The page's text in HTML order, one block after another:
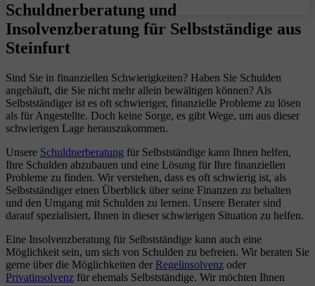
Schuldnerberatung und
Insolvenzberatung für Selbstständige aus
Steinfurt
Sind Sie in finanziellen Schwierigkeiten? Haben Sie Schulden
angehäuft, die Sie nicht mehr allein bewältigen können? Als
Selbstständiger ist es oft schwieriger, finanzielle Probleme zu lösen
als für Angestellte. Doch keine Sorge, es gibt Wege, um aus dieser
schwierigen Lage herauszukommen.
Unsere Schuldnerberatung für Selbstständige kann Ihnen helfen,
Ihre Schulden abzubauen und eine Lösung für Ihre finanziellen
Probleme zu finden. Wir verstehen, dass es oft schwierig ist, als
Selbstständiger einen Überblick über seine Finanzen zu behalten
und den Umgang mit Schulden zu lernen. Unsere Berater sind
darauf spezialisiert, Ihnen in dieser schwierigen Situation zu helfen.
Eine Insolvenzberatung für Selbstständige kann auch eine
Möglichkeit sein, um sich von Schulden zu befreien. Wir beraten Sie
gerne über die Möglichkeiten der Regelinsolvenz oder
Privatinsolvenz für ehemals Selbstständige. Wir möchten Ihnen